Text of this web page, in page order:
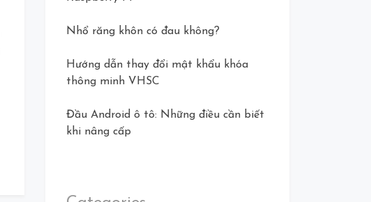
Nhổ răng khôn có đau không?
Hướng dẫn thay đổi mật khẩu khóa
thông minh VHSC
Đầu Android ô tô: Những điều cần biết
khi nâng cấp